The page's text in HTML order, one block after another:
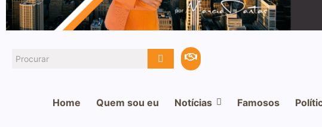
Home Quem sou eu Notícias Famosos